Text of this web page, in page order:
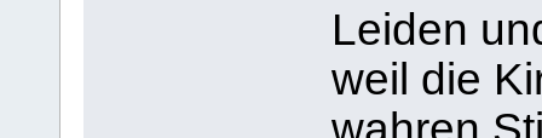
Leiden
weil die